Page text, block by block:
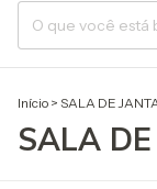
Início > SALA DE
SALA